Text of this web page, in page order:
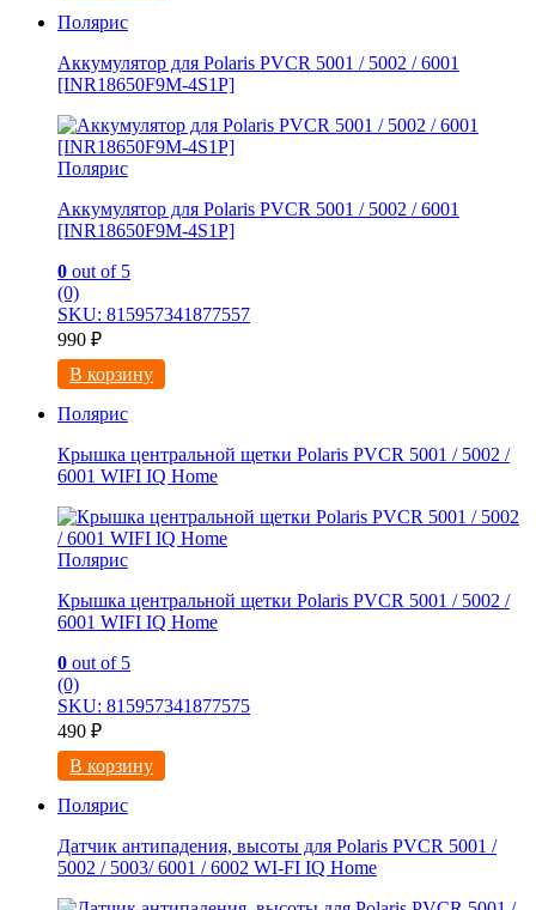
Полярис
Аккумулятор для Polaris PVCR 5001 / 5002 / 6001
[INR18650F9M-4S1P]
Полярис
Аккумулятор для Polaris PVCR 5001 / 5002 / 6001
[INR18650F9M-4S1P]
0 out of 5
(0)
SKU: 815957341877557
990 ₽
В корзину
Полярис
Крышка центральной щетки Рolaris PVCR 5001 / 5002 /
6001 WIFI IQ Hоmе
Полярис
Крышка центральной щетки Рolaris PVCR 5001 / 5002 /
6001 WIFI IQ Hоmе
0 out of 5
(0)
SKU: 815957341877575
490 ₽
В корзину
Полярис
Датчик антипадения, высоты для Polaris PVCR 5001 /
5002 / 5003/ 6001 / 6002 WI-FI IQ Home